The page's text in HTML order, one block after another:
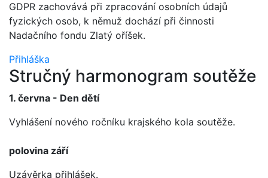
GDPR zachovává při zpracování osobních údajů
fyzických osob, k němuž dochází při činnosti
Nadačního fondu Zlatý oříšek.
Přihláška
Stručný harmonogram soutěže
1. června - Den dětí
Vyhlášení nového ročníku krajského kola soutěže.
polovina září
Uzávěrka přihlášek.